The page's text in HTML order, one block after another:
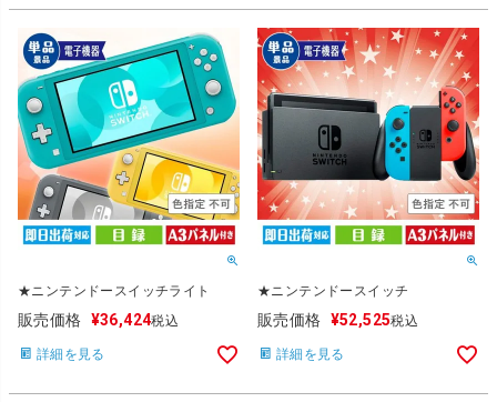
★ニンテンドースイッチライト
販売価格 ¥36,424税込
詳細を見る
★ニンテンドースイッチ
販売価格 ¥52,525税込
詳細を見る